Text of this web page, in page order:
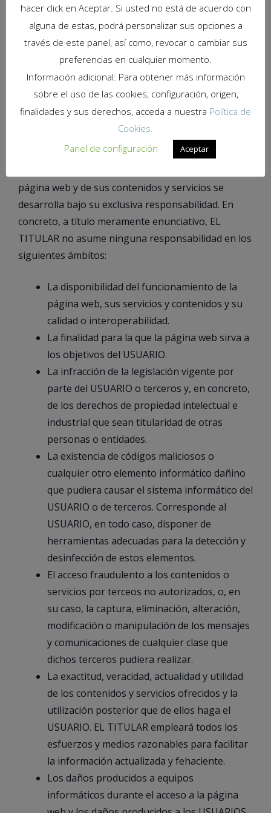
la distribución y la comunicación pública, incluida su
modalidad de puesta a disposición, de la totalidad o
parte de los contenidos de esta página web, con
fines comerciales, en cualquier soporte y por
cualquier medio técnico, sin la autorización del
TITULAR.
Exclusión de garantías y
responsabilidad.
página web y de sus contenidos y servicios se
desarrolla bajo su exclusiva responsabilidad. En
concreto, a título meramente enunciativo, EL
TITULAR no asume ninguna responsabilidad en los
siguientes ámbitos:
La disponibilidad del funcionamiento de la
página web, sus servicios y contenidos y su
calidad o interoperabilidad.
La finalidad para la que la página web sirva a
los objetivos del USUARIO.
La infracción de la legislación vigente por
parte del USUARIO o terceros y, en concreto,
de los derechos de propiedad intelectual e
industrial que sean titularidad de otras
personas o entidades.
La existencia de códigos maliciosos o
cualquier otro elemento informático dañino
que pudiera causar el sistema informático del
USUARIO o de terceros. Corresponde al
USUARIO, en todo caso, disponer de
herramientas adecuadas para la detección y
desinfección de estos elementos.
El acceso fraudulento a los contenidos o
servicios por terceos no autorizados, o, en
su caso, la captura, eliminación, alteración,
modificación o manipulación de los mensajes
y comunicaciones de cualquier clase que
dichos terceros pudiera realizar.
La exactitud, veracidad, actualidad y utilidad
de los contenidos y servicios ofrecidos y la
utilización posterior que de ellos haga el
USUARIO. EL TITULAR empleará todos los
esfuerzos y medios razonables para facilitar
la información actualizada y fehaciente.
Los daños producidos a equipos
informáticos durante el acceso a la página
hacer click en Aceptar. Si usted no está de acuerdo con
alguna de estas, podrá personalizar sus opciones a
través de este panel, así como, revocar o cambiar sus
preferencias en cualquier momento.
Información adicional: Para obtener más información
sobre el uso de las cookies, configuración, origen,
finalidades y sus derechos, acceda a nuestra Política de
Cookies.
Panel de configuración
Aceptar